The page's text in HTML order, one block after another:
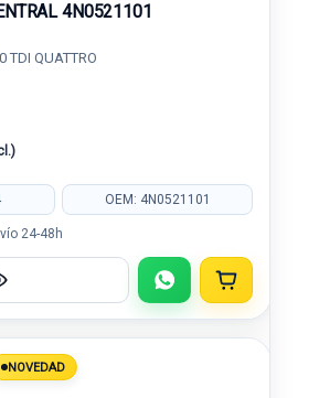
4N0521101
TDI QUATTRO
OEM: 4N0521101
24-48h
NOVEDAD